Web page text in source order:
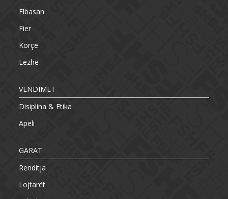
Elbasan
Fier
Korçë
Lezhë
VENDIMET
Disiplina & Etika
Apeli
GARAT
Renditja
Lojtarët